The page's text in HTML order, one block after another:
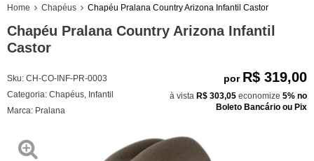
Home Chapéus Chapéu Pralana Country Arizona Infantil Castor
Chapéu Pralana Country Arizona Infantil
Castor
Sku: CH-CO-INF-PR-0003
Categoria: Chapéus Infantil
Marca: Pralana
por R$ 319,00
à vista R$ 303,05 economize 5% no
Boleto Bancário ou Pix